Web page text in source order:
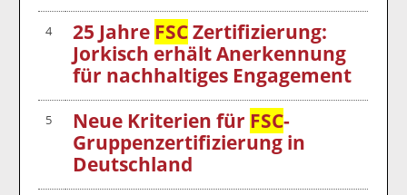
4 25 Jahre FSCZertifizierung:
Jorkisch erhält Anerkennung
für nachhaltiges Engagement
5 Neue Kriterien für FSC-
Gruppenzertifizierung in
Deutschland